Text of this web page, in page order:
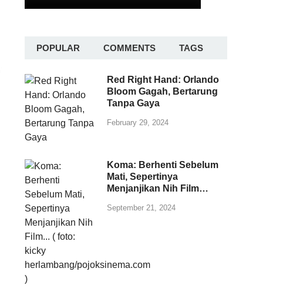
POPULAR COMMENTS TAGS
Red Right Hand: Orlando
Bloom Gagah, Bertarung
Tanpa Gaya
February 29, 2024
Koma: Berhenti Sebelum
Mati, Sepertinya
Menjanjikan Nih Film…
September 21, 2024